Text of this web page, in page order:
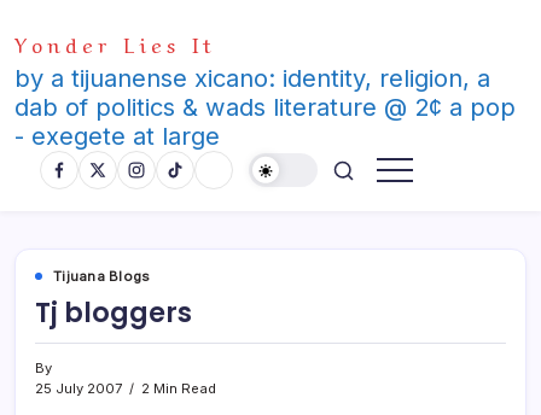
to
content
Yonder Lies It
by a tijuanense xicano: identity, religion, a
dab of politics & wads literature @ 2¢ a pop
- exegete at large
Tijuana Blogs
Tj bloggers
By
25 July 2007
2 Min Read